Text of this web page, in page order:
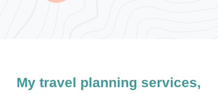
My travel planning services,